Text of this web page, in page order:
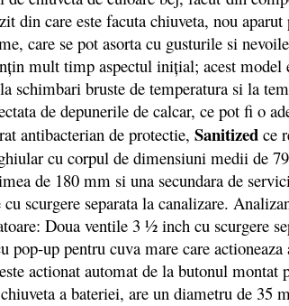
din care este facuta chiuveta, nou
care se pot asorta cu gusturile si
mult timp aspectul inițial; acest
schimbari bruste de temperatura si la
de depunerile de calcar, ce pot fi o
antibacterian de protectie, Sanitized ce
cu corpul de dimensiuni medii de
de 180 mm si una secundara de
scurgere separata la canalizare.
Doua ventile 3 ½ inch cu scurgere
pop-up pentru cuva mare care
actionat automat de la butonul
a bateriei, are un diametru de 35